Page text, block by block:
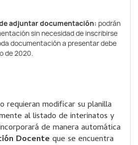
adjuntar documentación: podrán
sin necesidad de inscribirse
documentación a presentar debe
de 2020.
requieran modificar su planilla
al listado de interinatos y
de manera automática
Docente que se encuentra